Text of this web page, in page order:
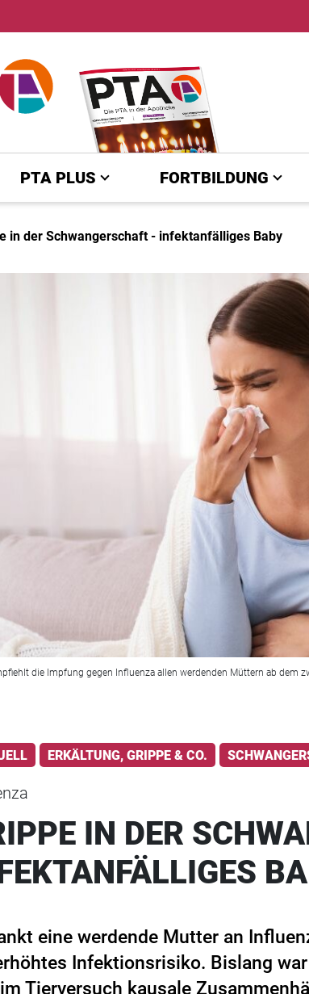
PTA PLUS FORTBILDUNG
in der Schwangerschaft - infektanfälliges Baby
die Impfung gegen Influenza allen werdenden Müttern ab dem
ERKÄLTUNG, GRIPPE & CO.
IN DER
eine werdende Mutter an
Infektionsrisiko. Bislang
Tierversuch kausale